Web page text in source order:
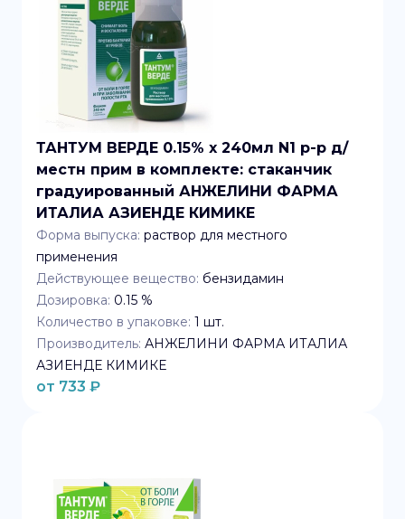
ТАНТУМ ВЕРДЕ 0.15% x 240мл N1 р-р д/
местн прим в комплекте: стаканчик
градуированный АНЖЕЛИНИ ФАРМА
ИТАЛИА АЗИЕНДЕ КИМИКЕ
Форма выпуска: раствор для местного
применения
Действующее вещество: бензидамин
Дозировка: 0.15 %
Количество в упаковке: 1 шт.
Производитель: АНЖЕЛИНИ ФАРМА ИТАЛИА
АЗИЕНДЕ КИМИКЕ
от 733 ₽